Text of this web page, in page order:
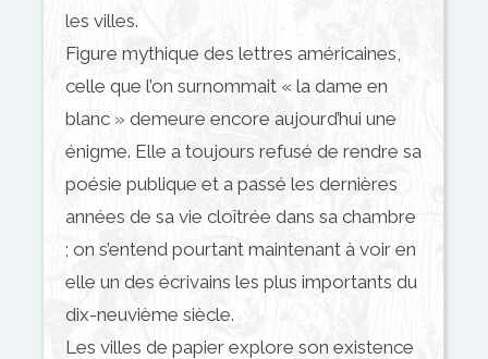
les villes.
Figure mythique des lettres américaines,
celle que l’on surnommait « la dame en
blanc » demeure encore aujourd’hui une
énigme. Elle a toujours refusé de rendre sa
poésie publique et a passé les dernières
années de sa vie cloîtrée dans sa chambre
; on s’entend pourtant maintenant à voir en
elle un des écrivains les plus importants du
dix-neuvième siècle.
Les villes de papier explore son existence